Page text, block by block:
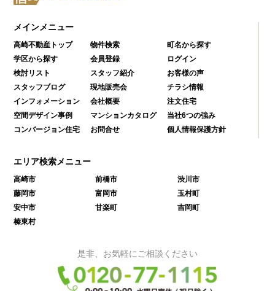
メインメニュー
高崎不動産トップ 物件検索
町名から探す
学区から探す
会員登録
ログイン
検討リスト
スタッフ紹介
お客様の声
スタッフブログ
現地販売会
チラシ情報
インフォメーション
会社概要
注文住宅
空間デザイン事例
マンションカタログ
当社6つの強み
コンバージョン住宅
お問合せ 個人情報保護方針
エリア検索メニュー
高崎市 前橋市
渋川市
藤岡市
富岡市
玉村町
安中市
甘楽町
吉岡町
榛東村
是非、お気軽にご相談ください